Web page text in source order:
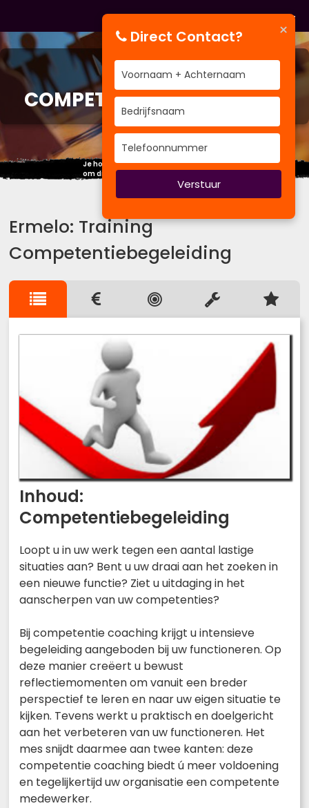
TRAINING
COMPETENTIEBEGELEIDING
Je hoeft geen ander mens te worden,
om dingen eens anders aan te pakken.
Ermelo: Training
Competentiebegeleiding
Inhoud:
Competentiebegeleiding
Loopt u in uw werk tegen een aantal lastige
situaties aan? Bent u uw draai aan het zoeken in
een nieuwe functie? Ziet u uitdaging in het
aanscherpen van uw competenties?
Bij competentie coaching krijgt u intensieve
begeleiding aangeboden bij uw functioneren. Op
deze manier creëert u bewust
reflectiemomenten om vanuit een breder
perspectief te leren en naar uw eigen situatie te
kijken. Tevens werkt u praktisch en doelgericht
aan het verbeteren van uw functioneren. Het
mes snijdt daarmee aan twee kanten: deze
competentie coaching biedt ú meer voldoening
en tegelijkertijd uw organisatie een competente
medewerker.
×
Direct Contact?
Verstuur